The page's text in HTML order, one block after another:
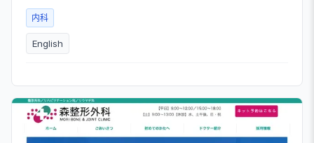
内科
English